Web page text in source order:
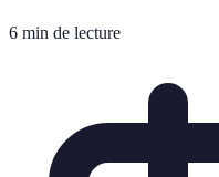
6 min de lecture